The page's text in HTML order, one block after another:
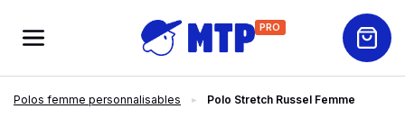
PRO
Polos femme personnalisables Polo Stretch Russel Femme